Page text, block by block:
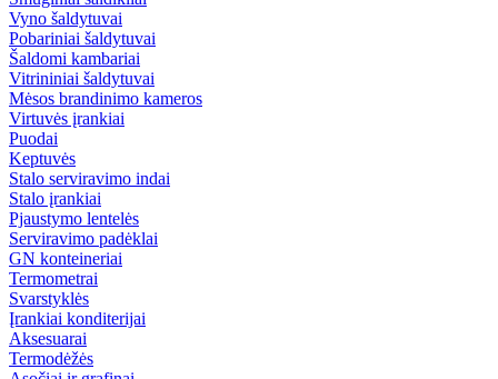
Vyno šaldytuvai
Pobariniai šaldytuvai
Šaldomi kambariai
Vitrininiai šaldytuvai
Mėsos brandinimo kameros
Virtuvės įrankiai
Puodai
Keptuvės
Stalo serviravimo indai
Stalo įrankiai
Pjaustymo lentelės
Serviravimo padėklai
GN konteineriai
Termometrai
Svarstyklės
Įrankiai konditerijai
Aksesuarai
Termodėžės